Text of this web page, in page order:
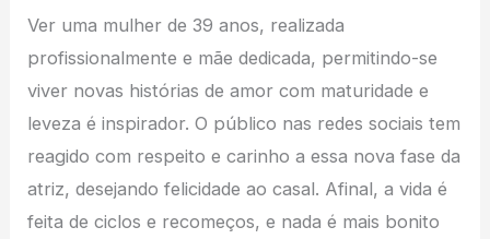
Ver uma mulher de 39 anos, realizada
profissionalmente e mãe dedicada, permitindo-se
viver novas histórias de amor com maturidade e
leveza é inspirador. O público nas redes sociais tem
reagido com respeito e carinho a essa nova fase da
atriz, desejando felicidade ao casal. Afinal, a vida é
feita de ciclos e recomeços, e nada é mais bonito